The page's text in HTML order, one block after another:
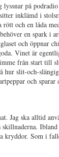
lyssnar på
inklämd i
och en låda
en spark i
och öppnar
Vinet är
från start till
hur slit-och-
och
Jag ska alltid
kryddor. Som i